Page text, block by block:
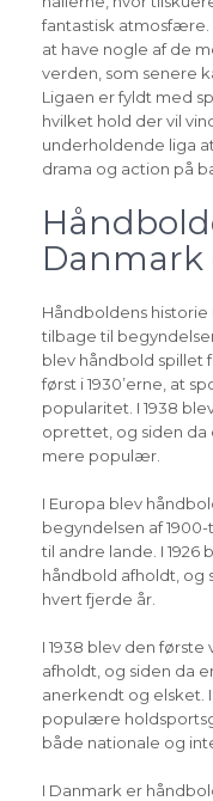
fantastisk
at have nogle af de
verden, som senere
Ligaen er fyldt med
hvilket hold der vil
underholdende liga
drama og action på
Danmark
Håndboldens
tilbage til
blev håndbold spillet
først i 1930’erne, at
popularitet. I 1938
oprettet, og siden da
mere populær.
I Europa blev
begyndelsen af
til andre lande. I
håndbold afholdt, og
hvert fjerde år.
I 1938 blev den
afholdt, og siden da
anerkendt og elsket.
populære
både nationale og
I Danmark er